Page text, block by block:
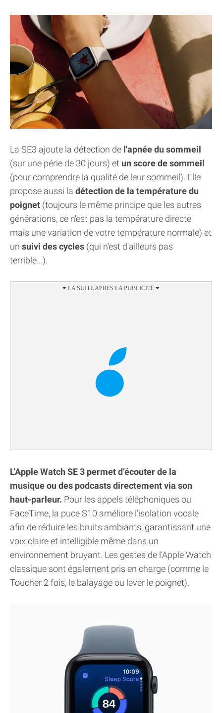
La SE3 ajoute la détection de l'apnée du sommeil
(sur une périe de 30 jours) et un score de sommeil
(pour comprendre la qualité de leur sommeil). Elle
propose aussi la détection de la température du
poignet (toujours le même principe que les autres
générations, ce n'est pas la température directe
mais une variation de votre température normale) et
un suivi des cycles (qui n'est d'ailleurs pas
terrible...).
L’Apple Watch SE 3 permet d’écouter de la
musique ou des podcasts directement via son
haut-parleur. Pour les appels téléphoniques ou
FaceTime, la puce S10 améliore l’isolation vocale
afin de réduire les bruits ambiants, garantissant une
voix claire et intelligible même dans un
environnement bruyant. Les gestes de l'Apple Watch
classique sont également pris en charge (comme le
Toucher 2 fois, le balayage ou lever le poignet).